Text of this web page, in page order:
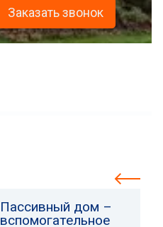
Заказать звонок
Пассивный дом –
вспомогательное